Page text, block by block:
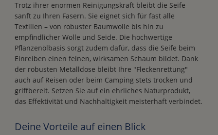
Trotz ihrer enormen Reinigungskraft bleibt die Seife
sanft zu Ihren Fasern. Sie eignet sich für fast alle
Textilien – von robuster Baumwolle bis hin zu
empfindlicher Wolle und Seide. Die hochwertige
Pflanzenölbasis sorgt zudem dafür, dass die Seife beim
Einreiben einen feinen, wirksamen Schaum bildet. Dank
der robusten Metalldose bleibt Ihre "Fleckenrettung"
auch auf Reisen oder beim Camping stets trocken und
griffbereit. Setzen Sie auf ein ehrliches Naturprodukt,
das Effektivität und Nachhaltigkeit meisterhaft verbindet.
Deine Vorteile auf einen Blick